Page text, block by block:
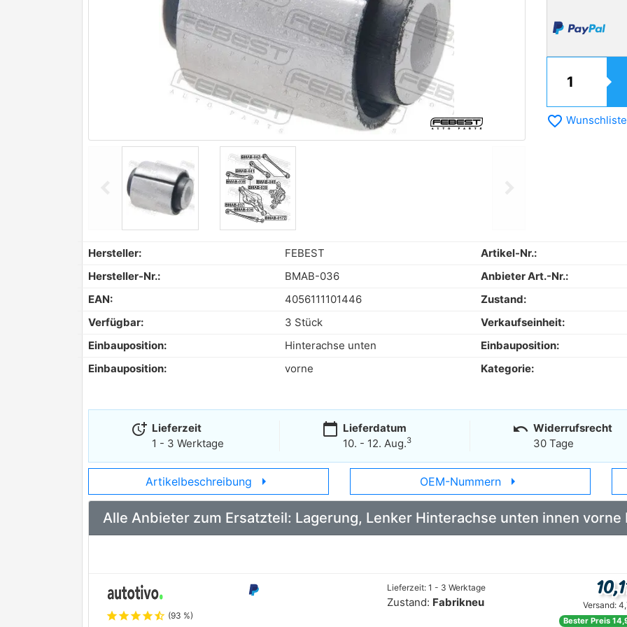
Previous
favorite_border Wunschliste
Hersteller: FEBEST
Artikel-Nr.:
Hersteller-Nr.:
BMAB-036
Anbieter Art.-Nr.:
EAN:
4056111101446
Zustand:
Verfügbar:
3 Stück
Verkaufseinheit:
Einbauposition:
Hinterachse unten
Einbauposition:
Einbauposition:
vorne Kategorie:
more_time Lieferzeit
1 - 3 Werktage
calendar_today Lieferdatum
10. - 12. Aug.3
undo Widerrufsrecht
30 Tage
Artikelbeschreibung arrow_right OEM-Nummern arrow_right
Alle Anbieter zum Ersatzteil: Lagerung, Lenker Hinterachse unten innen vorne
starstarstarstarstar_half (93 %)
Lieferzeit: 1 - 3 Werktage
Zustand: Fabrikneu Versand:
Bester Preis